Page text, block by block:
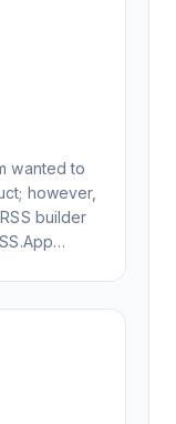
hub
you.
wanted to
however,
builder
was
to
few
direct
in a way